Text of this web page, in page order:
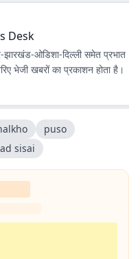
Desk
ओडिशा-दिल्‍ली समेत प्रभात
भेजी खबरों का प्रकाशन होता है।
puso
sisai